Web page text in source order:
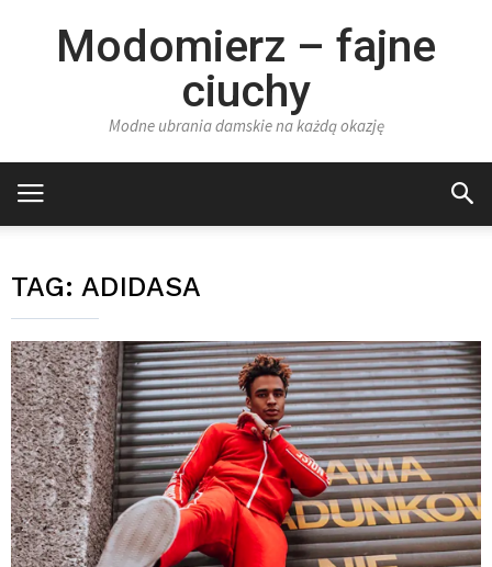
Modomierz – fajne
ciuchy
Modne ubrania damskie na każdą okazję
TAG: ADIDASA